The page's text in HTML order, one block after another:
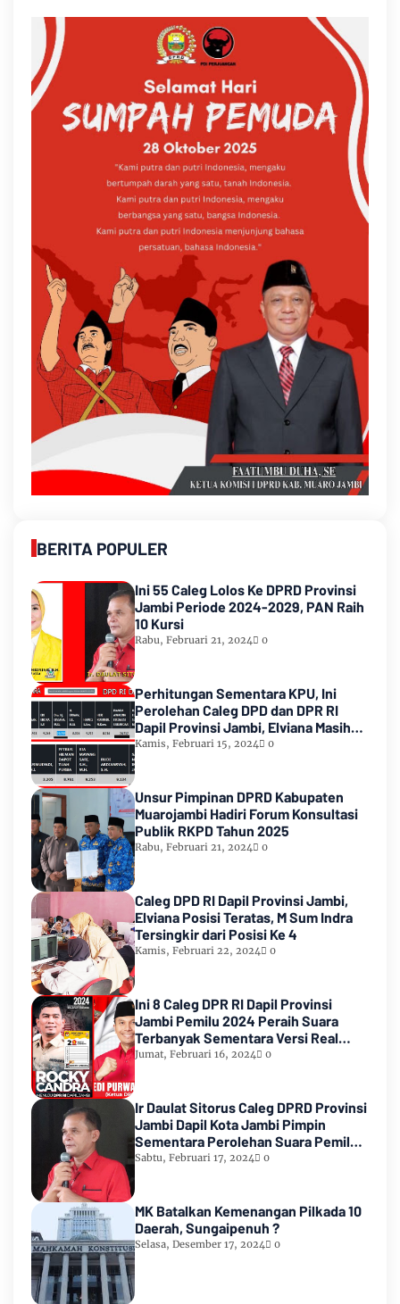
BERITA POPULER
Ini 55 Caleg Lolos Ke DPRD Provinsi
Jambi Periode 2024-2029, PAN Raih
10 Kursi
Rabu, Februari 21, 2024 0
Perhitungan Sementara KPU, Ini
Perolehan Caleg DPD dan DPR RI
Dapil Provinsi Jambi, Elviana Masih
Urutan Kedua Teratas
Kamis, Februari 15, 2024 0
Unsur Pimpinan DPRD Kabupaten
Muarojambi Hadiri Forum Konsultasi
Publik RKPD Tahun 2025
Rabu, Februari 21, 2024 0
Caleg DPD RI Dapil Provinsi Jambi,
Elviana Posisi Teratas, M Sum Indra
Tersingkir dari Posisi Ke 4
Kamis, Februari 22, 2024 0
Ini 8 Caleg DPR RI Dapil Provinsi
Jambi Pemilu 2024 Peraih Suara
Terbanyak Sementara Versi Real
Count KPU RI
Jumat, Februari 16, 2024 0
Ir Daulat Sitorus Caleg DPRD Provinsi
Jambi Dapil Kota Jambi Pimpin
Sementara Perolehan Suara Pemilu
2024
Sabtu, Februari 17, 2024 0
MK Batalkan Kemenangan Pilkada 10
Daerah, Sungaipenuh ?
Selasa, Desember 17, 2024 0